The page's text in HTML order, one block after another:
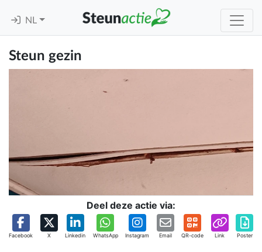
NL
Steun gezin
Deel deze actie via:
Facebook X Linkedin WhatsApp Instagram Email QR-code Link Poster